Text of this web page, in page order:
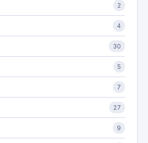
2
4
30
5
7
27
9